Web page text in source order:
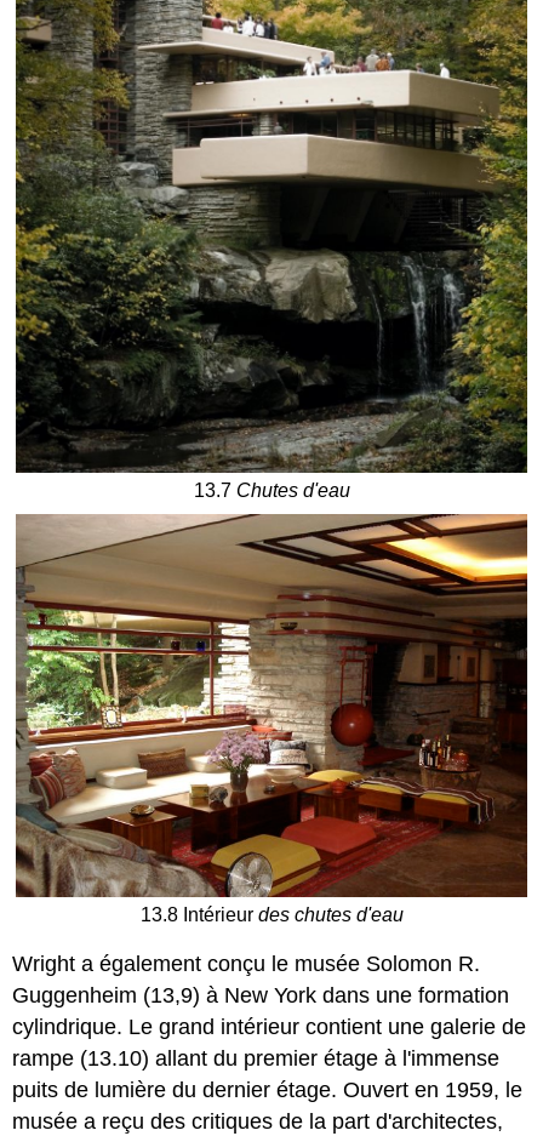
13.7 Chutes d'eau
13.8 Intérieur des chutes d'eau
Wright a également conçu le musée Solomon R.
Guggenheim (13,9) à New York dans une formation
cylindrique. Le grand intérieur contient une galerie de
rampe (13.10) allant du premier étage à l'immense
puits de lumière du dernier étage. Ouvert en 1959, le
musée a reçu des critiques de la part d'architectes,